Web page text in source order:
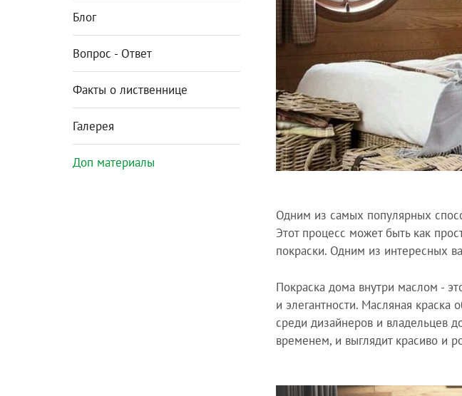
Блог
Вопрос - Ответ
Факты о лиственнице
Галерея
Доп материалы
Одним из самых популярных
Этот процесс может быть как
покраски. Одним из интересных
Покраска дома внутри маслом -
и элегантности. Масляная
среди дизайнеров и владельцев
временем, и выглядит красиво и